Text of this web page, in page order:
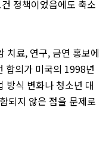
정책이었음에도 축소
치료, 연구, 금연 홍보에
합의가 미국의 1998년
방식 변화나 청소년 대
되지 않은 점을 문제로